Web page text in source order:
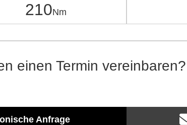
210
einen Termin vereinbaren?
Anfrage